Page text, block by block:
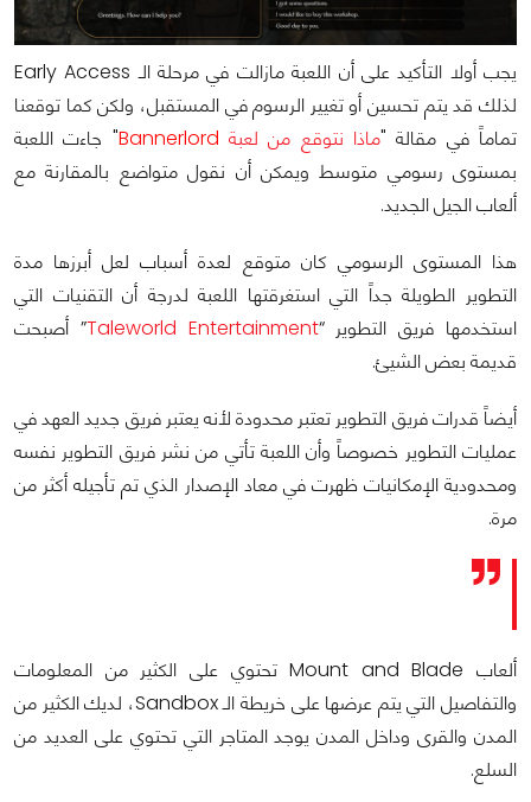
يجب أولا التأكيد على أن اللعبة مازالت في مرحلة الـ Early Access
لذلك قد يتم تحسين أو تغيير الرسوم في المستقبل، ولكن كما توقعنا
تماماً في مقالة "ماذا نتوقع من لعبة Bannerlord" جاءت اللعبة
بمستوى رسومي متوسط ويمكن أن نقول متواضع بالمقارنة مع
ألعاب الجيل الجديد.
هذا المستوى الرسومي كان متوقع لعدة أسباب لعل أبرزها مدة
التطوير الطويلة جداً التي استغرقتها اللعبة لدرجة أن التقنيات التي
استخدمها فريق التطوير “Taleworld Entertainment” أصبحت
قديمة بعض الشيئ.
أيضاً قدرات فريق التطوير تعتبر محدودة لأنه يعتبر فريق جديد العهد في
عمليات التطوير خصوصاً وأن اللعبة تأتي من نشر فريق التطوير نفسه
ومحدودية الإمكانيات ظهرت في معاد الإصدار الذي تم تأجيله أكثر من
مرة.
ألعاب Mount and Blade تحتوي على الكثير من المعلومات
والتفاصيل التي يتم عرضها على خريطة الـ Sandbox، لديك الكثير من
المدن والقرى وداخل المدن يوجد المتاجر التي تحتوي على العديد من
السلع.